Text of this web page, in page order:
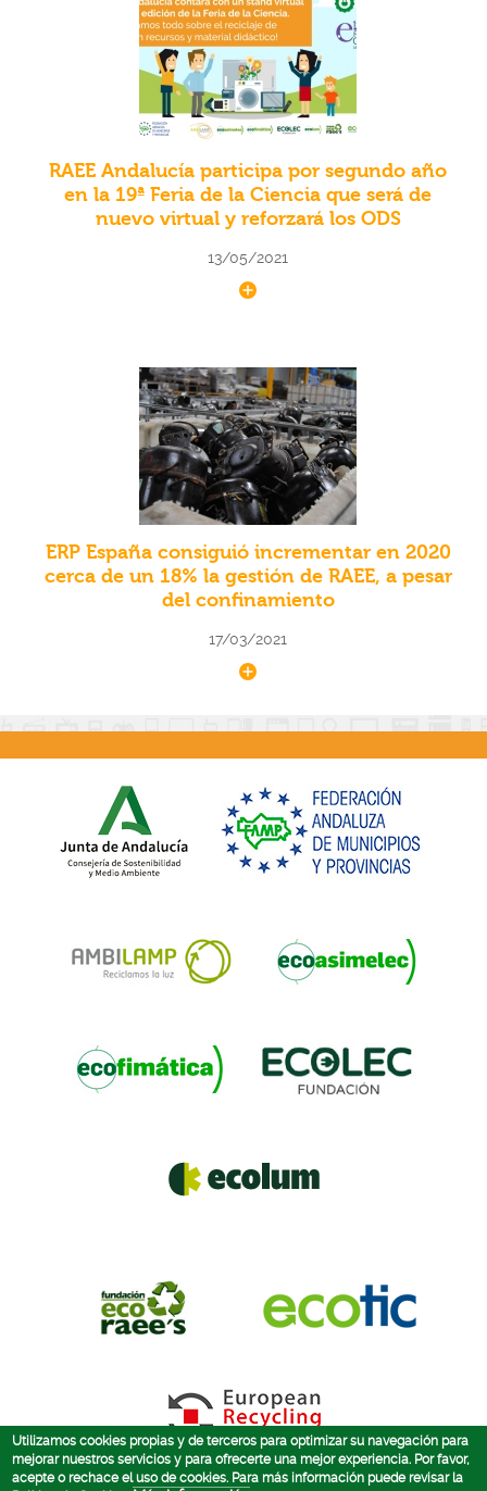
RAEE Andalucía participa por segundo año
en la 19ª Feria de la Ciencia que será de
nuevo virtual y reforzará los ODS
13/05/2021
ERP España consiguió incrementar en 2020
cerca de un 18% la gestión de RAEE, a pesar
del confinamiento
17/03/2021
Utilizamos cookies propias y de terceros para optimizar su navegación para
mejorar nuestros servicios y para ofrecerte una mejor experiencia. Por favor,
acepte o rechace el uso de cookies. Para más información puede revisar la